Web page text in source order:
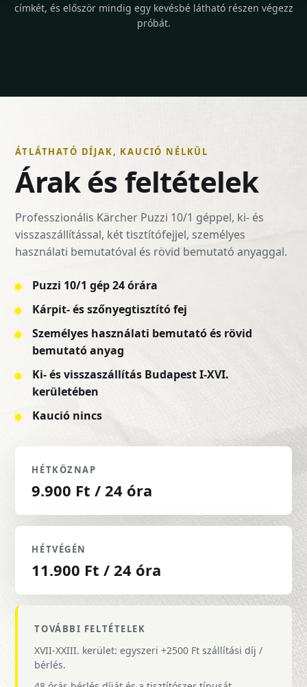
címkét, és először mindig egy kevésbé látható részen végezz
próbát.
ÁTLÁTHATÓ DÍJAK, KAUCIÓ NÉLKÜL
Árak és feltételek
Professzionális Kärcher Puzzi 10/1 géppel, ki- és
visszaszállítással, két tisztítófejjel, személyes
használati bemutatóval és rövid bemutató anyaggal.
Puzzi 10/1 gép 24 órára
Kárpit- és szőnyegtisztító fej
Személyes használati bemutató és rövid
bemutató anyag
Ki- és visszaszállítás Budapest I-XVI.
kerületében
Kaució nincs
HÉTKÖZNAP
9.900 Ft / 24 óra
HÉTVÉGÉN
11.900 Ft / 24 óra
TOVÁBBI FELTÉTELEK
XVII-XXIII. kerület: egyszeri +2500 Ft szállítási díj /
bérlés.